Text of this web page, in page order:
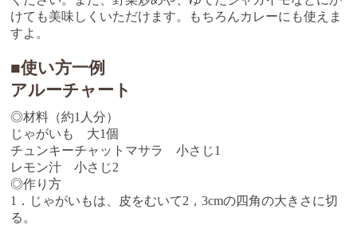
けても美味しくいただけます。もちろんカレーにも使えま
すよ。
■使い方一例
アルーチャート
◎材料（約1人分）
じゃがいも 大1個
チュンキーチャットマサラ 小さじ1
レモン汁 小さじ2
◎作り方
1．じゃがいもは、皮をむいて2，3cmの四角の大きさに切
る。